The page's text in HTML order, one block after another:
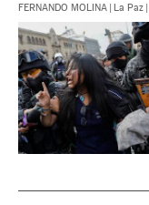
FERNANDO MOLINA | La Paz |